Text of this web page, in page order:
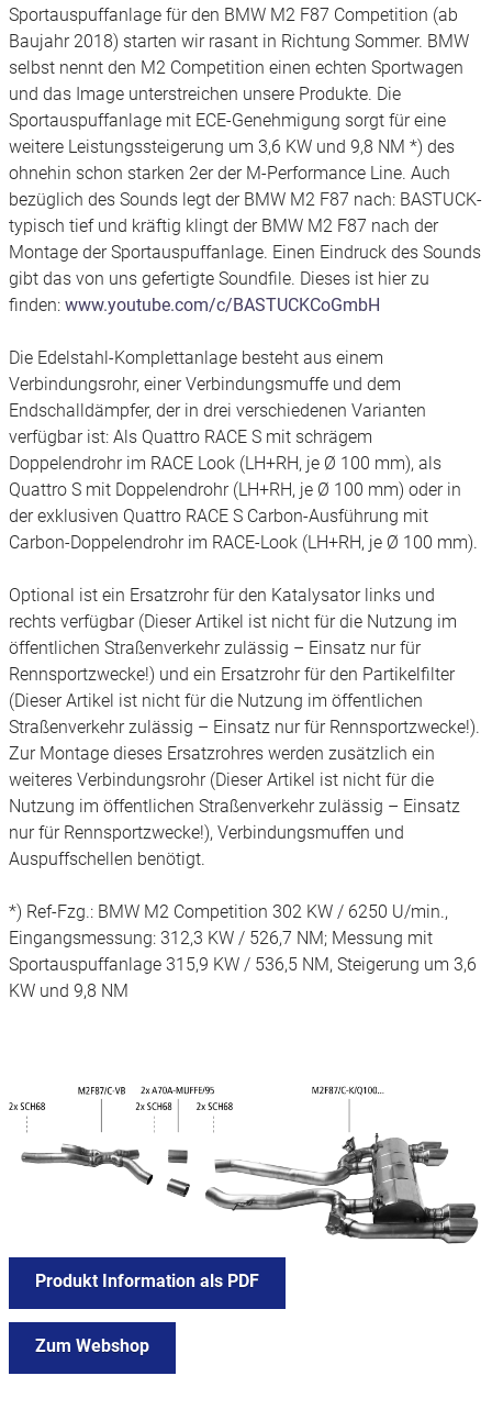
Sportauspuffanlage für den BMW M2 F87 Competition (ab
Baujahr 2018) starten wir rasant in Richtung Sommer. BMW
selbst nennt den M2 Competition einen echten Sportwagen
und das Image unterstreichen unsere Produkte. Die
Sportauspuffanlage mit ECE-Genehmigung sorgt für eine
weitere Leistungssteigerung um 3,6 KW und 9,8 NM *) des
ohnehin schon starken 2er der M-Performance Line. Auch
bezüglich des Sounds legt der BMW M2 F87 nach: BASTUCK-
typisch tief und kräftig klingt der BMW M2 F87 nach der
Montage der Sportauspuffanlage. Einen Eindruck des Sounds
gibt das von uns gefertigte Soundfile. Dieses ist hier zu
finden: www.youtube.com/c/BASTUCKCoGmbH
Die Edelstahl-Komplettanlage besteht aus einem
Verbindungsrohr, einer Verbindungsmuffe und dem
Endschalldämpfer, der in drei verschiedenen Varianten
verfügbar ist: Als Quattro RACE S mit schrägem
Doppelendrohr im RACE Look (LH+RH, je Ø 100 mm), als
Quattro S mit Doppelendrohr (LH+RH, je Ø 100 mm) oder in
der exklusiven Quattro RACE S Carbon-Ausführung mit
Carbon-Doppelendrohr im RACE-Look (LH+RH, je Ø 100 mm).
Optional ist ein Ersatzrohr für den Katalysator links und
rechts verfügbar (Dieser Artikel ist nicht für die Nutzung im
öffentlichen Straßenverkehr zulässig – Einsatz nur für
Rennsportzwecke!) und ein Ersatzrohr für den Partikelfilter
(Dieser Artikel ist nicht für die Nutzung im öffentlichen
Straßenverkehr zulässig – Einsatz nur für Rennsportzwecke!).
Zur Montage dieses Ersatzrohres werden zusätzlich ein
weiteres Verbindungsrohr (Dieser Artikel ist nicht für die
Nutzung im öffentlichen Straßenverkehr zulässig – Einsatz
nur für Rennsportzwecke!), Verbindungsmuffen und
Auspuffschellen benötigt.
*) Ref-Fzg.: BMW M2 Competition 302 KW / 6250 U/min.,
Eingangsmessung: 312,3 KW / 526,7 NM; Messung mit
Sportauspuffanlage 315,9 KW / 536,5 NM, Steigerung um 3,6
KW und 9,8 NM
Produkt Information als PDF
Zum Webshop